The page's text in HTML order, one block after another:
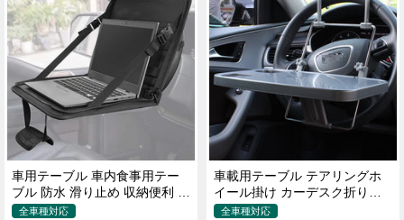
車用テーブル 車内食事用テー
ブル 防水 滑り止め 収納便利 多
機能ラップトップバッグ
全車種対応
車載用テーブル テアリングホ
イール掛け カーデスク折りた
たみ式 パソコン 食事 物置
全車種対応